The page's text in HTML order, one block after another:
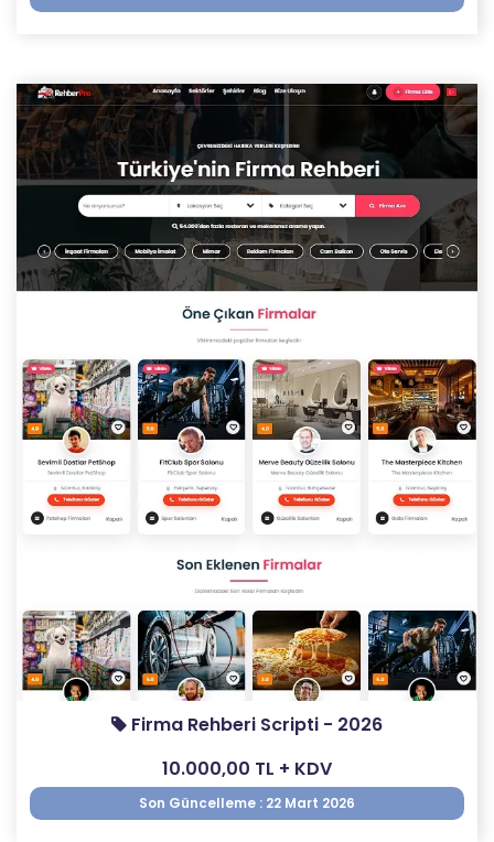
Firma Rehberi Scripti - 2026
10.000,00 TL + KDV
Son Güncelleme : 22 Mart 2026